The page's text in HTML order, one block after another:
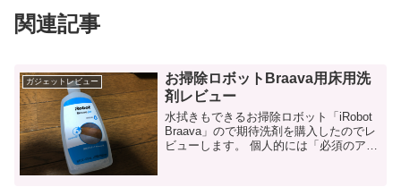
関連記事
ガジェットレビュー
お掃除ロボットBraava用床用洗
剤レビュー
水拭きもできるお掃除ロボット「iRobot
Braava」ので期待洗剤を購入したのでレ
ビューします。 個人的には「必須のアイ